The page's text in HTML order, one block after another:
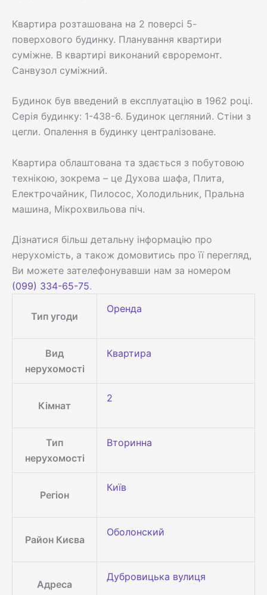
Квартира розташована на 2 поверсі 5-
поверхового будинку. Планування квартири
суміжне. В квартирі виконаний євроремонт.
Санвузол суміжний.
Будинок був введений в експлуатацію в 1962 році.
Серія будинку: 1-438-6. Будинок цегляний. Стіни з
цегли. Опалення в будинку централізоване.
Квартира облаштована та здається з побутовою
технікою, зокрема – це Духова шафа, Плита,
Електрочайник, Пилосос, Холодильник, Пральна
машина, Мікрохвильова піч.
Дізнатися більш детальну інформацію про
нерухомість, а також домовитись про її перегляд,
Ви можете зателефонувавши нам за номером
(099) 334-65-75.
Тип угоди
Оренда
Вид
нерухомості
Квартира
Кімнат
2
Тип
нерухомості
Вторинна
Регіон
Київ
Район Києва
Оболонский
Адреса
Дубровицька вулиця